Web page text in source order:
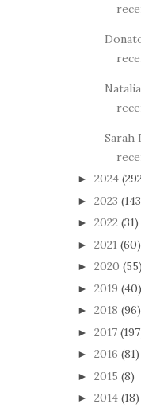
Sarah
► 2024
► 2023
► 2022 (31)
► 2021 (60)
► 2020 (55)
► 2019 (40)
► 2018 (96)
► 2017
► 2016 (81)
► 2015 (8)
► 2014 (18)